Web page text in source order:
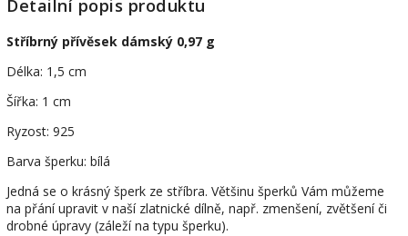
Detailní popis produktu
Stříbrný přívěsek dámský 0,97 g
Délka: 1,5 cm
Šířka: 1 cm
Ryzost: 925
Barva šperku: bílá
Jedná se o krásný šperk ze stříbra. Většinu šperků Vám můžeme
na přání upravit v naší zlatnické dílně, např. zmenšení, zvětšení či
drobné úpravy (záleží na typu šperku).